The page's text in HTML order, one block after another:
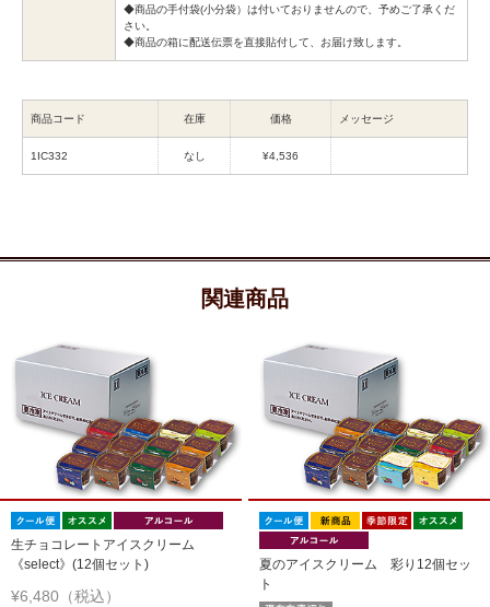
◆商品の手付袋(小分袋）は付いておりませんので、予めご了承くだ
さい。
◆商品の箱に配送伝票を直接貼付して、お届け致します。
商品コード 在庫 価格 メッセージ
1IC332 なし ¥4,536
関連商品
生チョコレートアイスクリーム
《select》(12個セット)
¥6,480（税込）
夏のアイスクリーム 彩り12個セッ
ト